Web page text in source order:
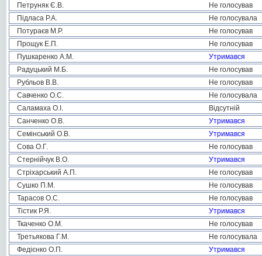
Петруняк Є.В.
Не голосував
Підласа Р.А.
Не голосувала
Потураєв М.Р.
Не голосував
Прощук Е.П.
Не голосував
Пушкаренко А.М.
Утримався
Радуцький М.Б.
Не голосував
Рубльов В.В.
Не голосував
Савченко О.С.
Не голосувала
Саламаха О.І.
Відсутній
Санченко О.В.
Утримався
Семінський О.В.
Утримався
Сова О.Г.
Не голосував
Стернійчук В.О.
Утримався
Стріхарський А.П.
Не голосував
Сушко П.М.
Не голосував
Тарасов О.С.
Не голосував
Тістик Р.Я.
Утримався
Ткаченко О.М.
Не голосував
Третьякова Г.М.
Не голосувала
Федієнко О.П.
Утримався